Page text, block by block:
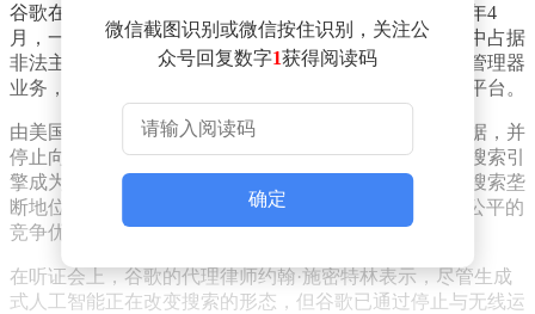
谷歌在线搜索及广告领域非法垄断问题的解决方案。今年4
月，一位联邦法官已裁定谷歌在两个在线广告技术市场中占据
非法主导地位。美国司法部曾建议，谷歌应出售其广告管理器
业务，该业务包括公司的出版商广告服务器和广告交易平台。
由美国司法部及多个州组成的联盟要求谷歌共享搜索数据，并
停止向苹果等智能手机制造商支付高额费用，以确保其搜索引
擎成为新设备的默认选项。反垄断执法者担忧，谷歌的搜索垄
断地位将为其在人工智能产品领域，如Gemini，提供不公平的
竞争优势。
在听证会上，谷歌的代理律师约翰·施密特林表示，尽管生成
式人工智能正在改变搜索的形态，但谷歌已通过停止与无线运
微信截图识别或微信按住识别，关注公
众号回复数字1获得阅读码
确定